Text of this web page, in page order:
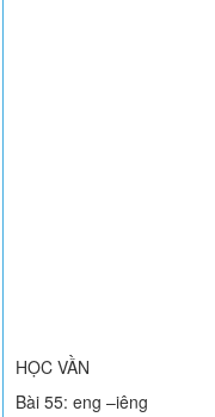
HỌC VẦN
Bài 55: eng –iêng